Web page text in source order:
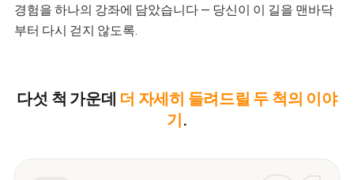
경험을 하나의 강좌에 담았습니다 — 당신이 이 길을 맨바닥
부터 다시 걷지 않도록.
다섯 척 가운데 더 자세히 들려드릴 두 척의 이야
기.